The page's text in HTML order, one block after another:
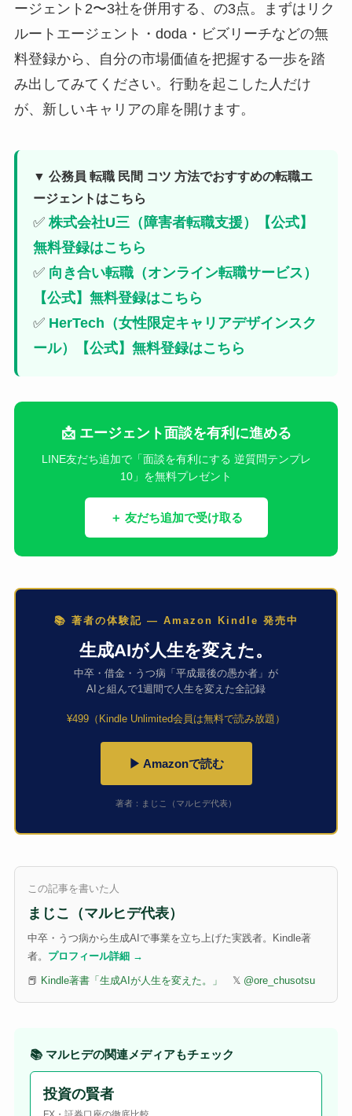
ージェント2〜3社を併用する、の3点。まずはリク
ルートエージェント・doda・ビズリーチなどの無
料登録から、自分の市場価値を把握する一歩を踏
み出してみてください。行動を起こした人だけ
が、新しいキャリアの扉を開けます。
▼ 公務員 転職 民間 コツ 方法でおすすめの転職エ
ージェントはこちら
✅株式会社U三（障害者転職支援）【公式】
無料登録はこちら
✅ 向き合い転職（オンライン転職サービス）
【公式】無料登録はこちら
✅ HerTech（女性限定キャリアデザインスク
ール）【公式】無料登録はこちら
📩 エージェント面談を有利に進める
LINE友だち追加で「面談を有利にする 逆質問テンプレ
10」を無料プレゼント
＋ 友だち追加で受け取る
📚 著者の体験記 — Amazon Kindle 発売中
生成AIが人生を変えた。
中卒・借金・うつ病「平成最後の愚か者」が
AIと組んで1週間で人生を変えた全記録
¥499（Kindle Unlimited会員は無料で読み放題）
▶ Amazonで読む
著者：まじこ（マルヒデ代表）
この記事を書いた人
まじこ（マルヒデ代表）
中卒・うつ病から生成AIで事業を立ち上げた実践者。Kindle著
者。 プロフィール詳細 →
📕 Kindle著書「生成AIが人生を変えた。」 𝕏 @ore_chusotsu
📚 マルヒデの関連メディアもチェック
投資の賢者